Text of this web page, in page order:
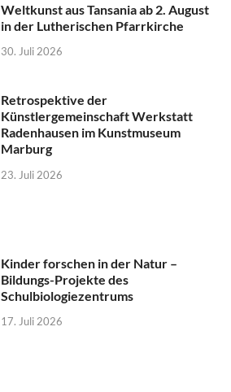
Weltkunst aus Tansania ab 2. August
in der Lutherischen Pfarrkirche
30. Juli 2026
Retrospektive der
Künstlergemeinschaft Werkstatt
Radenhausen im Kunstmuseum
Marburg
23. Juli 2026
Kinder forschen in der Natur –
Bildungs-Projekte des
Schulbiologiezentrums
17. Juli 2026